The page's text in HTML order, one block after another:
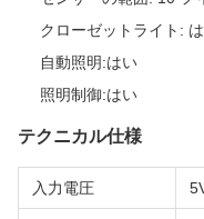
クローゼットライト:
自動照明:はい
照明制御:はい
テクニカル仕様
入力電圧